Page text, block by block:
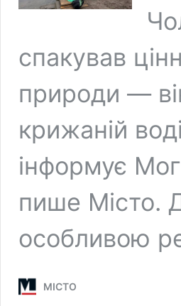
спакував
природи —
крижаній
інформує
пише Місто.
особливою
МІСТО